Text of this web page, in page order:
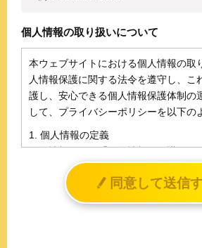
個人情報の取り扱いについて
本ウェブサイトにおける個人情報の取
人情報保護に関する法令を遵守し、こ
護し、安心できる個人情報保護体制の
して、プライバシーポリシーを以下の
1. 個人情報の定義
個人情報とは、「個人情報の保護に関
れる生存する個人に関する情報であっ
その他の記述等により特定の個人を識
情報（個人識別情報）を指します。
同意して送信